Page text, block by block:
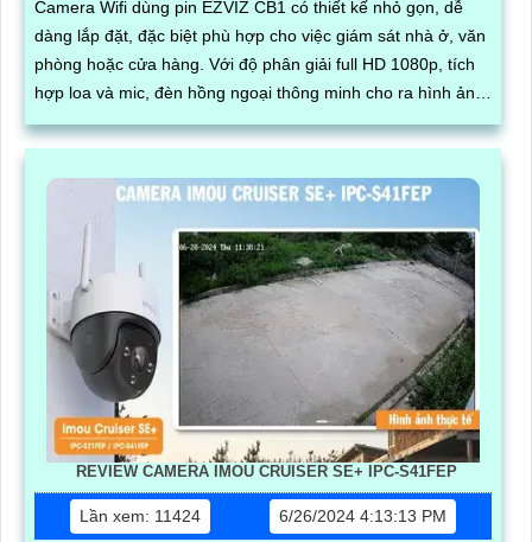
Camera Wifi dùng pin EZVIZ CB1 có thiết kế nhỏ gọn, dễ
dàng lắp đặt, đặc biệt phù hợp cho việc giám sát nhà ở, văn
phòng hoặc cửa hàng. Với độ phân giải full HD 1080p, tích
hợp loa và mic, đèn hồng ngoại thông minh cho ra hình ảnh
chất lượng ban đêm
REVIEW CAMERA IMOU CRUISER SE+ IPC-S41FEP
Lần xem: 11424
6/26/2024 4:13:13 PM